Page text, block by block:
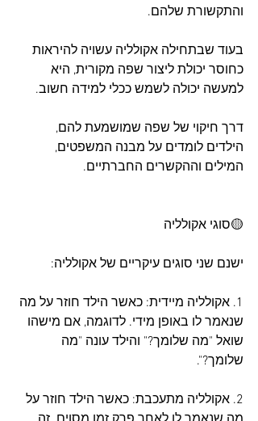
והתקשורת שלהם.
בעוד שבתחילה אקולליה עשויה להיראות
כחוסר יכולת ליצור שפה מקורית, היא
למעשה יכולה לשמש ככלי למידה חשוב.
דרך חיקוי של שפה שמושמעת להם,
הילדים לומדים על מבנה המשפטים,
המילים וההקשרים החברתיים.
🟡סוגי אקולליה
ישנם שני סוגים עיקריים של אקולליה:
1. אקולליה מיידית: כאשר הילד חוזר על מה
שנאמר לו באופן מידי. לדוגמה, אם מישהו
שואל "מה שלומך?" והילד עונה "מה
שלומך?".
2. אקולליה מתעכבת: כאשר הילד חוזר על